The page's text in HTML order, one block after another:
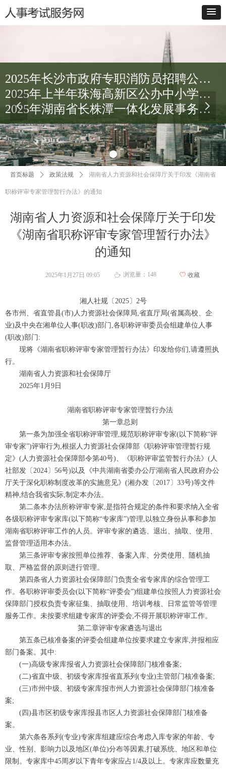
2025年长沙市政府专职消防员招聘公告（300人）
2025年上半年珠海高新区公办中小学招聘事业编制教师公告（49人）
2025年湖南省长株潭一体化发展事务中心招聘工作人员公告（10人）
넳 넲
湖南省人力资源和社会保障厅关于印发
《湖南省职称评审专家管理暂行办法》
的通知
首页标题 ꄲ 政策法规 ꄲ 湖南省人力资源和社会保障厅关于印发《湖南省
职称评审专家管理暂行办法》的通知
湘人社规〔2025〕2号
各市州、省直管县(市)人力资源社会保障局,省直厅局(省属高校、企
业)及中央在湘单位人事(职改)部门,各职称评审委员会组建单位人事
(职改)部门:
现将《湖南省职称评审专家管理暂行办法》印发给你们,请遵照执
行。
湖南省人力资源和社会保障厅
2025年1月9日
湖南省职称评审专家管理暂行办法
第一章总则
第一条为加强全省职称评审管理,规范职称评审专家(以下简称“评
审专家”)评审行为,根据人力资源社会保障部《职称评审管理暂行规
定》(人力资源社会保障部令第40号)、《职称评审监管暂行办法》(人
社部发〔2024〕56号)以及《中共湖南省委办公厅湖南省人民政府办公
厅关于深化职称制度改革的实施意见》(湘办发〔2017〕33号)等文件
精神,结合我省实际,制定本办法。
第二条本办法所称评审专家,是指符合规定的条件和要求纳入全省
各级职称评审专家库(以下简称“专家库”)管理,以独立身份从事和参加
湖南省职称评审工作的人员。评审专家的遴选、退出、抽取、使用、
监督管理适用本办法。
第三条评审专家按照单位推荐、备案入库、分类使用、随机抽
取、严格监督的原则进行管理。
第四条省人力资源社会保障部门负责全省专家库的综合管理工
作。各职称评审委员会(以下简称“评委会”)组建单位按照人力资源社会
保障部门授权负责专家征集、抽取使用、培训考核、日常监管等管理
服务工作。未按要求组建专家库的评委会,不得开展职称评审工作。
第二章评审专家遴选与退出
第五条已核准备案的评委会组建单位按要求建立专家库,并报相应
部门备案。其中:
(一)高级专家库报省人力资源社会保障部门核准备案;
(二)省直中级、初级专家库报省直系列(专业)主管部门核准备案;
(三)市州中级、初级专家库报市州人力资源社会保障部门核准备
案;
(四)县市区初级专家库报县市区人力资源社会保障部门核准备
案。
第六条各系列(专业)专家库组建应综合考虑入库专家的年龄、专
业、性别、影响力以及地区(单位)分布等因素,打破系统、地区和单位
限制。专家库中45周岁以下青年专家应占1/4及以上。专家库应数量充
2025年1月27日 09:05 ꄘ 浏览量： 148 ꄀ 收藏